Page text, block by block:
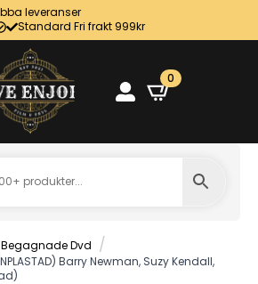
leveranser
Standard Fri frakt 999kr
0
Begagnade Dvd
Barry Newman, Suzy Kendall,